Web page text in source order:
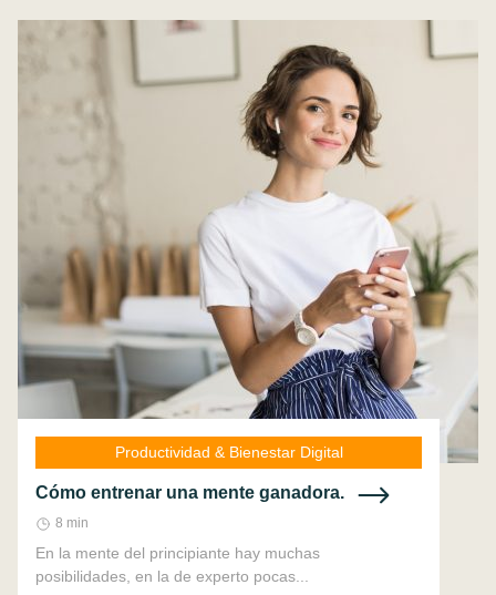
Productividad & Bienestar Digital
Cómo entrenar una mente ganadora.
8 min
En la mente del principiante hay muchas
posibilidades, en la de experto pocas...